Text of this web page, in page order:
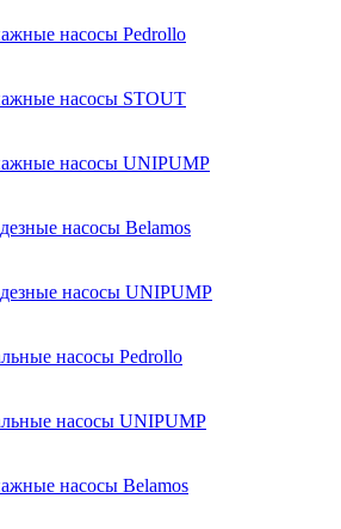
насосы Pedrollo
насосы STOUT
насосы UNIPUMP
насосы Belamos
насосы UNIPUMP
насосы Pedrollo
насосы UNIPUMP
насосы Belamos